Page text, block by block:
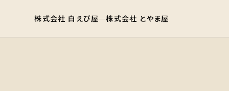
株式会社 白えび屋─株式会社 とやま屋